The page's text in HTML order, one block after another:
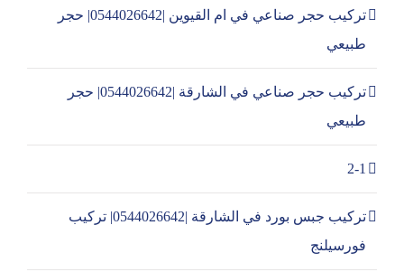
تركيب حجر صناعي في ام القيوين |0544026642| حجر
طبيعي
تركيب حجر صناعي في الشارقة |0544026642| حجر
طبيعي
2-1
تركيب جبس بورد في الشارقة |0544026642| تركيب
فورسيلنج